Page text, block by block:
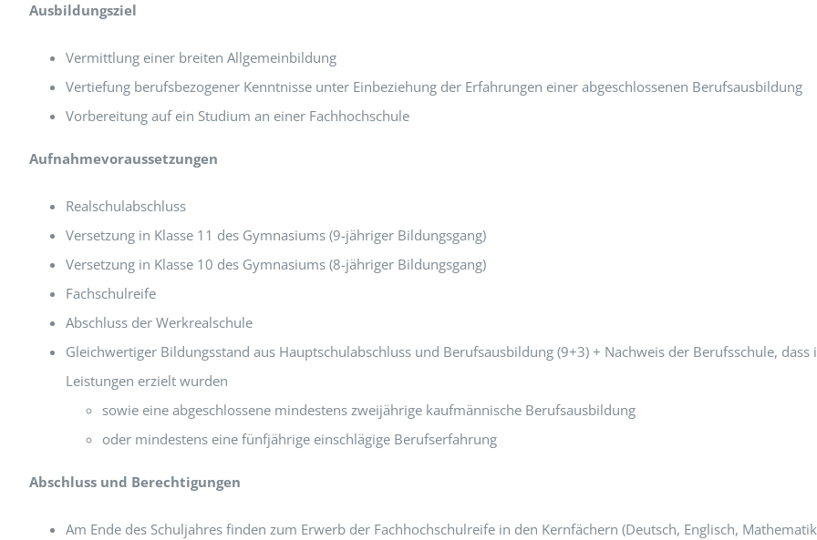
Ausbildungsziel
Vermittlung einer breiten Allgemeinbildung
Vertiefung berufsbezogener Kenntnisse unter Einbeziehung der Erfahrungen einer abgeschlossenen Berufsausbildung
Vorbereitung auf ein Studium an einer Fachhochschule
Aufnahmevoraussetzungen
Realschulabschluss
Versetzung in Klasse 11 des Gymnasiums (9-jähriger Bildungsgang)
Versetzung in Klasse 10 des Gymnasiums (8-jähriger Bildungsgang)
Fachschulreife
Abschluss der Werkrealschule
Gleichwertiger Bildungsstand aus Hauptschulabschluss und Berufsausbildung (9+3) + Nachweis der Berufsschule,
Leistungen erzielt wurden
sowie eine abgeschlossene mindestens zweijährige kaufmännische Berufsausbildung
oder mindestens eine fünfjährige einschlägige Berufserfahrung
Abschluss und Berechtigungen
Am Ende des Schuljahres finden zum Erwerb der Fachhochschulreife in den Kernfächern (Deutsch, Englisch,